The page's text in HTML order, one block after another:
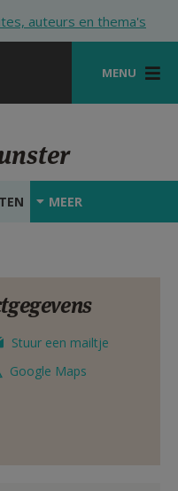
auteurs en thema's
MENU
MEER
Stuur een mailtje
Google Maps